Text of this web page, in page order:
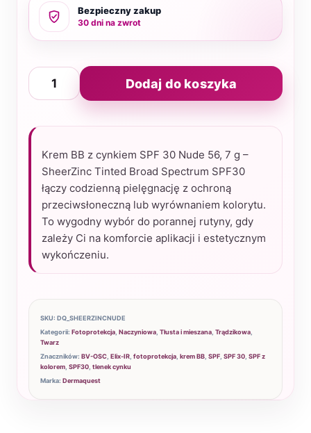
Krem BB z cynkiem SPF 30 Nude 56, 7 g –
SheerZinc Tinted Broad Spectrum SPF30
łączy codzienną pielęgnację z ochroną
przeciwsłoneczną lub wyrównaniem kolorytu.
To wygodny wybór do porannej rutyny, gdy
zależy Ci na komforcie aplikacji i estetycznym
wykończeniu.
ilość
SheerZinc
Nude
56,7
krem
cynkiem
Dodaj do koszyka
Bezpieczny zakup
30 dni na zwrot
SKU: DQ_SHEERZINCNUDE
Kategorii: Fotoprotekcja Naczyniowa Tłusta i mieszana Trądzikowa
Twarz
Znaczników: BV-OSC Elix-IR fotoprotekcja krem BB SPF SPF 30 SPF z
kolorem SPF30 tlenek cynku
Marka: Dermaquest